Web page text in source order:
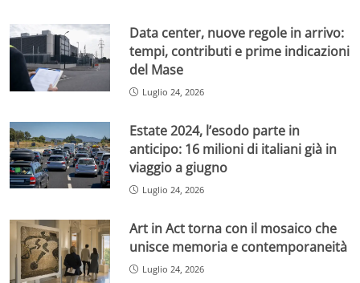
Data center, nuove regole in arrivo:
tempi, contributi e prime indicazioni
del Mase
Luglio 24, 2026
Estate 2024, l’esodo parte in
anticipo: 16 milioni di italiani già in
viaggio a giugno
Luglio 24, 2026
Art in Act torna con il mosaico che
unisce memoria e contemporaneità
Luglio 24, 2026